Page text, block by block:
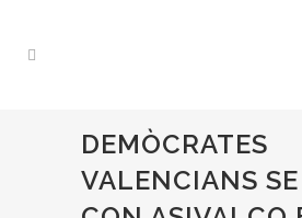
DEMÒCRATES
VALENCIANS